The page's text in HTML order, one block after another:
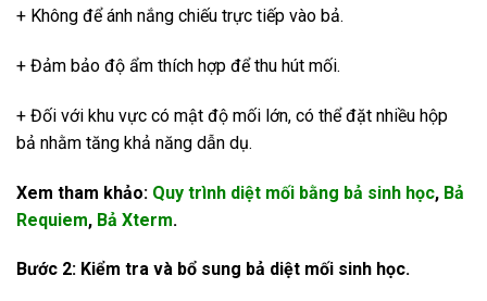
+ Không để ánh nắng chiếu trực tiếp vào bả.
+ Đảm bảo độ ẩm thích hợp để thu hút mối.
+ Đối với khu vực có mật độ mối lớn, có thể đặt nhiều hộp
bả nhằm tăng khả năng dẫn dụ.
Xem tham khảo: Quy trình diệt mối bằng bả sinh học, Bả
Requiem, Bả Xterm.
Bước 2: Kiểm tra và bổ sung bả diệt mối sinh học.